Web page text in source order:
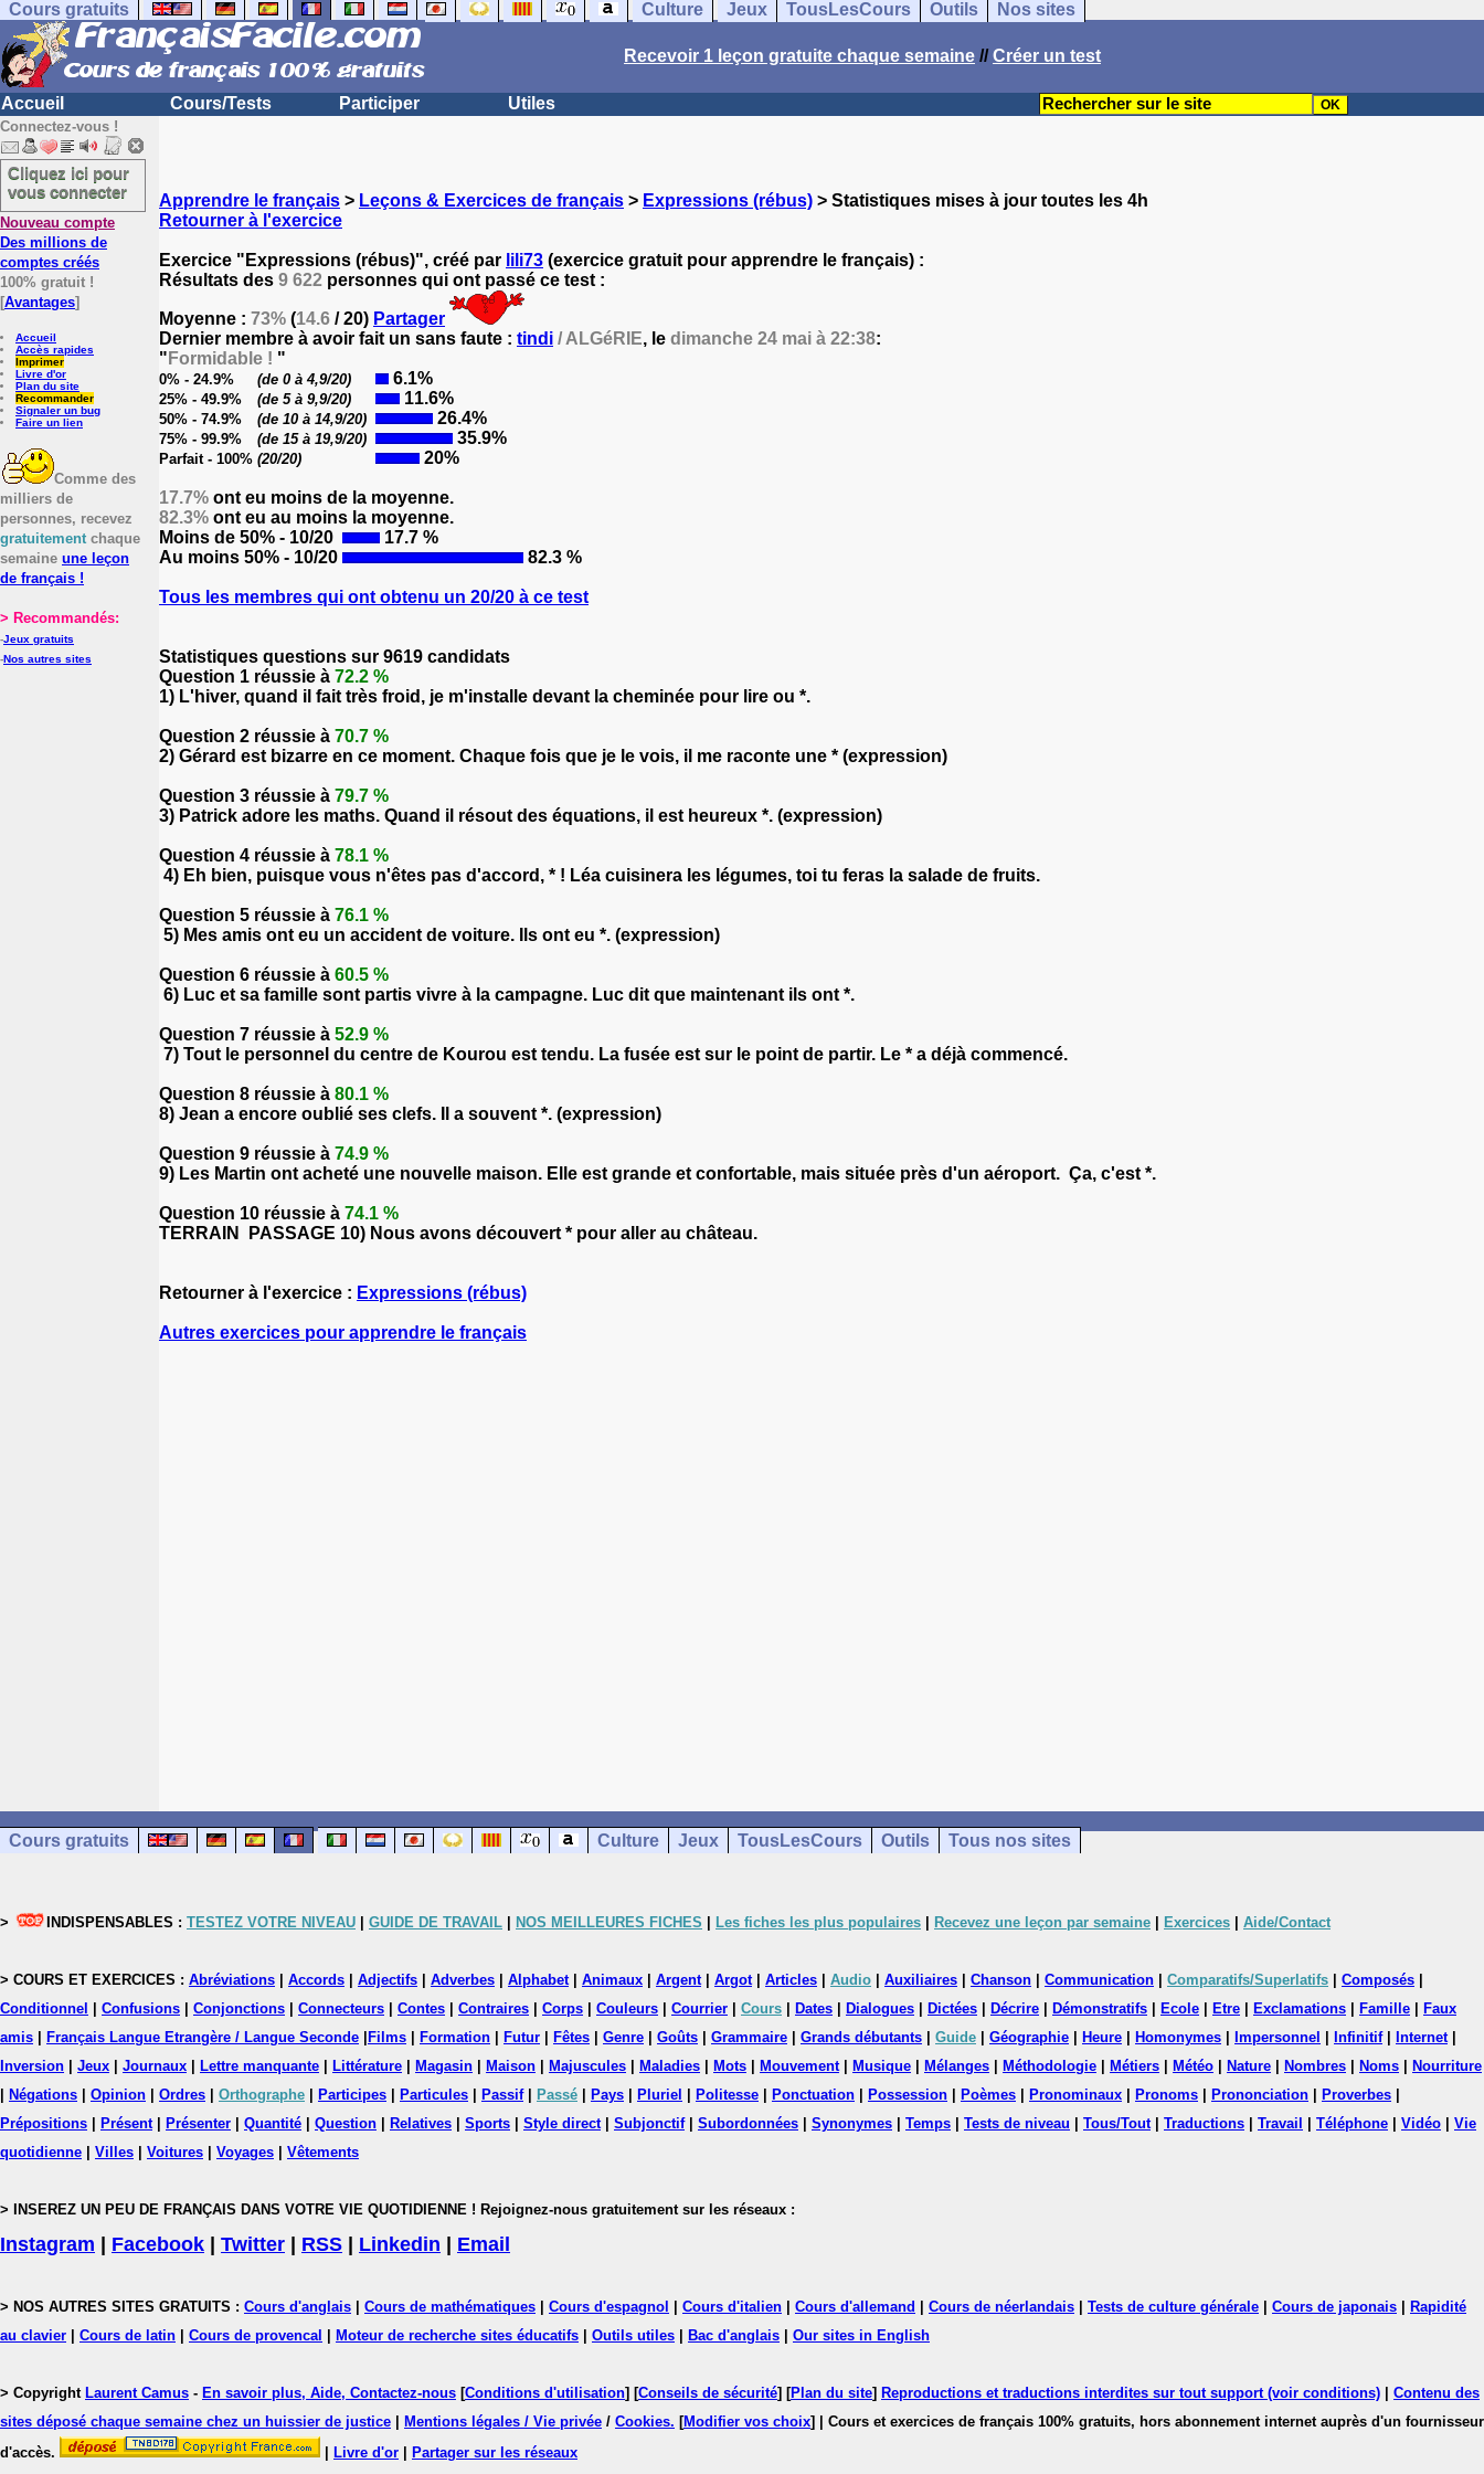
Cours gratuits Culture Jeux TousLesCours Outils Nos sites
Recevoir 1 leçon gratuite chaque semaine //Créer un test
Accueil Cours/Tests Participer Utiles
Connectez-vous !
Cliquez ici pour
vous connecter
Nouveau compte
Des millions de
comptes créés
100% gratuit !
[Avantages]
Accueil
Accès rapides
Imprimer
Livre d'or
Plan du site
Recommander
Signaler un bug
Faire un lien
Comme des
milliers de
personnes, recevez
gratuitementchaque
semaine une leçon
de français !
> Recommandés:
-Jeux gratuits
-Nos autres sites
Apprendre le français > Leçons & Exercices de français > Expressions (rébus) > Statistiques mises à jour toutes les 4h
Retourner à l'exercice
Exercice "Expressions (rébus)", créé par lili73 (exercice gratuit pour apprendre le français) :
Résultats des 9 622 personnes qui ont passé ce test :
Moyenne : 73% (14.6 / 20) Partager
Dernier membre à avoir fait un sans faute : tindi / ALGéRIE, le dimanche 24 mai à 22:38:
" Formidable ! "
0% - 24.9% (de 0 à 4,9/20) 6.1%
25% - 49.9% (de 5 à 9,9/20) 11.6%
50% - 74.9% (de 10 à 14,9/20) 26.4%
75% - 99.9% (de 15 à 19,9/20) 35.9%
Parfait - 100% (20/20) 20%
17.7% ont eu moins de la moyenne.
82.3% ont eu au moins la moyenne.
Moins de 50% - 10/20
17.7 %
Au moins 50% - 10/20
82.3 %
Tous les membres qui ont obtenu un 20/20 à ce test
Statistiques questions sur 9619 candidats
Question 1 réussie à 72.2 %
1) L'hiver, quand il fait très froid, je m'installe devant la cheminée pour lire ou *.
Question 2 réussie à 70.7 %
2) Gérard est bizarre en ce moment. Chaque fois que je le vois, il me raconte une * (expression)
Question 3 réussie à 79.7 %
3) Patrick adore les maths. Quand il résout des équations, il est heureux *. (expression)
Question 4 réussie à 78.1 %
4) Eh bien, puisque vous n'êtes pas d'accord, * ! Léa cuisinera les légumes, toi tu feras la salade de fruits.
Question 5 réussie à 76.1 %
5) Mes amis ont eu un accident de voiture. Ils ont eu *. (expression)
Question 6 réussie à 60.5 %
6) Luc et sa famille sont partis vivre à la campagne. Luc dit que maintenant ils ont *.
Question 7 réussie à 52.9 %
7) Tout le personnel du centre de Kourou est tendu. La fusée est sur le point de partir. Le * a déjà commencé.
Question 8 réussie à 80.1 %
8) Jean a encore oublié ses clefs. Il a souvent *. (expression)
Question 9 réussie à 74.9 %
9) Les Martin ont acheté une nouvelle maison. Elle est grande et confortable, mais située près d'un aéroport. Ça, c'est *.
Question 10 réussie à 74.1 %
TERRAIN PASSAGE 10) Nous avons découvert * pour aller au château.
Retourner à l'exercice : Expressions (rébus)
Autres exercices pour apprendre le français
Cours gratuits Culture Jeux TousLesCours Outils Tous nos sites
> INDISPENSABLES : TESTEZ VOTRE NIVEAU GUIDE DE TRAVAIL NOS MEILLEURES FICHES Les fiches les plus populaires Recevez une leçon par semaine Exercices Aide/Contact
> COURS ET EXERCICES : Abréviations Accords Adjectifs Adverbes Alphabet| Animaux Argent| Argot| Articles Audio Auxiliaires Chanson Communication Comparatifs/Superlatifs Composés
Conditionnel
Confusions Conjonctions Connecteurs Contes Contraires Corps Couleurs Courrier Cours Dates Dialogues Dictées Décrire Démonstratifs Ecole Etre Exclamations Famille
Faux
amis
Français Langue Etrangère / Langue Seconde Films Formation Futur Fêtes Genre Goûts Grammaire Grands débutants Guide Géographie Heure Homonymes Impersonnel Infinitif| Internet|
Inversion
Jeux Journaux Lettre manquante Littérature Magasin Maison Majuscules Maladies Mots Mouvement| Musique Mélanges Méthodologie Métiers Météo Nature Nombres Noms
Nourriture
Négations Opinion Ordres Orthographe Participes Particules Passif| Passé Pays Pluriel Politesse Ponctuation Possession Poèmes Pronominaux Pronoms Prononciation Proverbes
Prépositions
Présent| Présenter Quantité Question Relatives Sports Style direct| Subjonctif| Subordonnées Synonymes Temps Tests de niveau Tous/Tout| Traductions Travail Téléphone Vidéo
Vie
quotidienne
Villes Voitures Voyages Vêtements
> INSEREZ UN PEU DE FRANÇAIS DANS VOTRE VIE QUOTIDIENNE ! Rejoignez-nous gratuitement sur les réseaux :
Instagram Facebook Twitter RSS Linkedin Email
> NOS AUTRES SITES GRATUITS : Cours d'anglais Cours de mathématiques Cours d'espagnol Cours d'italien Cours d'allemand Cours de néerlandais Tests de culture générale Cours de japonais
Rapidité
au clavier
Cours de latin Cours de provencal Moteur de recherche sites éducatifs Outils utiles Bac d'anglais Our sites in English
> Copyright Laurent Camus - En savoir plus, Aide, Contactez-nous [Conditions d'utilisation] [Conseils de sécurité] [Plan du site] Reproductions et traductions interdites sur tout support (voir conditions)
Contenu des
sites déposé chaque semaine chez un huissier de justice
Mentions légales / Vie privée / Cookies. [Modifier vos choix]
| Cours et exercices de français 100% gratuits, hors abonnement internet auprès d'un fournisseur
d'accès.
Livre d'or Partager sur les réseaux